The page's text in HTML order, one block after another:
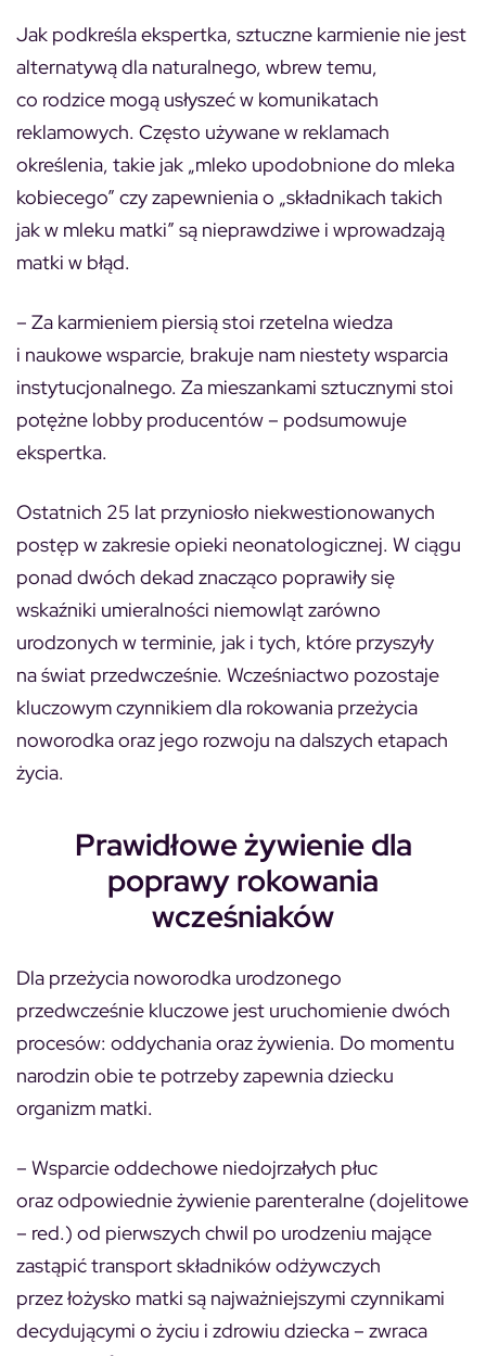
Jak podkreśla ekspertka, sztuczne karmienie nie jest
alternatywą dla naturalnego, wbrew temu,
co rodzice mogą usłyszeć w komunikatach
reklamowych. Często używane w reklamach
określenia, takie jak „mleko upodobnione do mleka
kobiecego” czy zapewnienia o „składnikach takich
jak w mleku matki” są nieprawdziwe i wprowadzają
matki w błąd.
– Za karmieniem piersią stoi rzetelna wiedza
i naukowe wsparcie, brakuje nam niestety wsparcia
instytucjonalnego. Za mieszankami sztucznymi stoi
potężne lobby producentów – podsumowuje
ekspertka.
Ostatnich 25 lat przyniosło niekwestionowanych
postęp w zakresie opieki neonatologicznej. W ciągu
ponad dwóch dekad znacząco poprawiły się
wskaźniki umieralności niemowląt zarówno
urodzonych w terminie, jak i tych, które przyszyły
na świat przedwcześnie. Wcześniactwo pozostaje
kluczowym czynnikiem dla rokowania przeżycia
noworodka oraz jego rozwoju na dalszych etapach
życia.
Prawidłowe żywienie dla
poprawy rokowania
wcześniaków
Dla przeżycia noworodka urodzonego
przedwcześnie kluczowe jest uruchomienie dwóch
procesów: oddychania oraz żywienia. Do momentu
narodzin obie te potrzeby zapewnia dziecku
organizm matki.
– Wsparcie oddechowe niedojrzałych płuc
oraz odpowiednie żywienie parenteralne (dojelitowe
– red.) od pierwszych chwil po urodzeniu mające
zastąpić transport składników odżywczych
przez łożysko matki są najważniejszymi czynnikami
decydującymi o życiu i zdrowiu dziecka – zwraca